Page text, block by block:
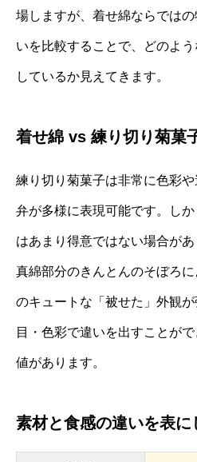
場しますが、着せ綿ならでは
いを比較することで、どのよ
しているか見えてきます。
着せ綿 vs 練り切り菊菓
練り切り菊菓子は非常に色彩
弁が多様に表現可能です。し
はあまり得意ではない場合があ
真綿部分のきんとんのそぼろ
のキュートな「被せた」外観
目・色彩で違いを出すことが
値があります。
素材と食感の違いを表に